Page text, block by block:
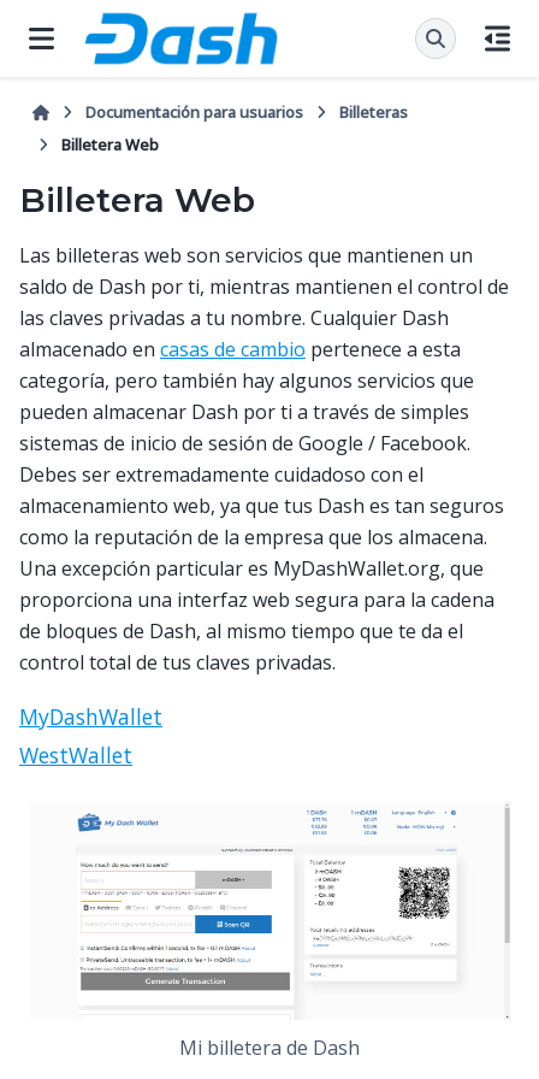
Documentación para usuarios
Billeteras
Billetera Web
Billetera Web
Las billeteras web son servicios que mantienen un
saldo de Dash por ti, mientras mantienen el control de
las claves privadas a tu nombre. Cualquier Dash
almacenado en casas de cambio pertenece a esta
categoría, pero también hay algunos servicios que
pueden almacenar Dash por ti a través de simples
sistemas de inicio de sesión de Google / Facebook.
Debes ser extremadamente cuidadoso con el
almacenamiento web, ya que tus Dash es tan seguros
como la reputación de la empresa que los almacena.
Una excepción particular es MyDashWallet.org, que
proporciona una interfaz web segura para la cadena
de bloques de Dash, al mismo tiempo que te da el
control total de tus claves privadas.
MyDashWallet
WestWallet
Mi billetera de Dash